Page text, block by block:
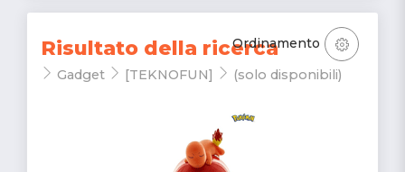
Risultato della ricerca
Gadget [TEKNOFUN] (solo disponibili)
Ordinamento